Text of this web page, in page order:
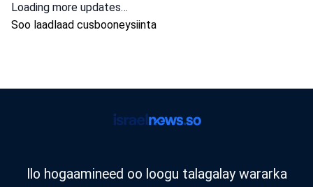
Loading more updates…
Soo laadlaad cusbooneysiinta
Ilo hogaamineed oo loogu talagalay wararka